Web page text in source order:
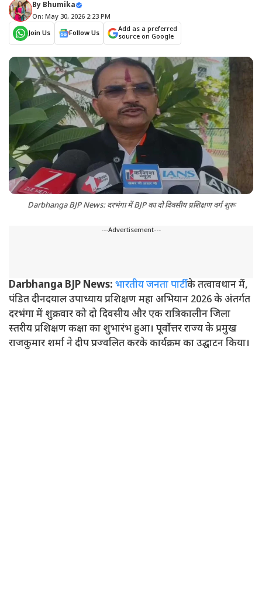
By Bhumika
On: May 30, 2026 2:23 PM
Join Us
Follow Us
Add as a preferred
source on Google
Darbhanga BJP News: दरभंगा में BJP का दो दिवसीय प्रशिक्षण वर्ग शुरू
---Advertisement---
Darbhanga BJP News: भारतीय जनता पार्टीके तत्वावधान में,
पंडित दीनदयाल उपाध्याय प्रशिक्षण महा अभियान 2026 के अंतर्गत
दरभंगा में शुक्रवार को दो दिवसीय और एक रात्रिकालीन जिला
स्तरीय प्रशिक्षण कक्षा का शुभारंभ हुआ। पूर्वोत्तर राज्य के प्रमुख
राजकुमार शर्मा ने दीप प्रज्वलित करके कार्यक्रम का उद्घाटन किया।